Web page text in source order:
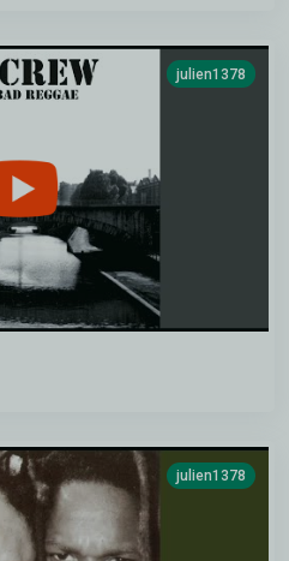
julien1378
julien1378